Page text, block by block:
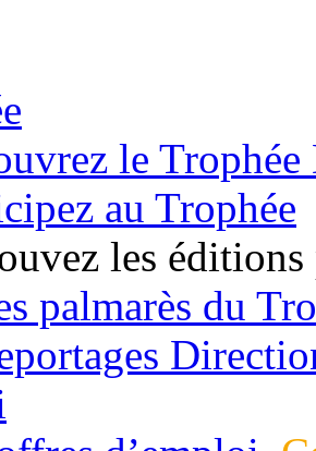
le
au Trophée
les éditions
palmarès du